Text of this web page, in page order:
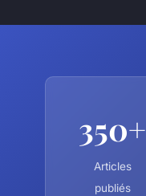
350+
Articles
publiés